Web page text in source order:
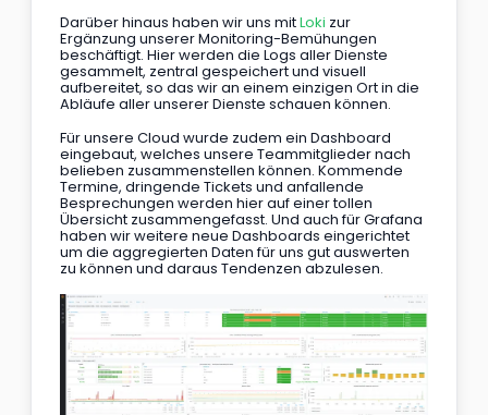
Darüber hinaus haben wir uns mit Loki zur
Ergänzung unserer Monitoring-Bemühungen
beschäftigt. Hier werden die Logs aller Dienste
gesammelt, zentral gespeichert und visuell
aufbereitet, so das wir an einem einzigen Ort in die
Abläufe aller unserer Dienste schauen können.
Für unsere Cloud wurde zudem ein Dashboard
eingebaut, welches unsere Teammitglieder nach
belieben zusammenstellen können. Kommende
Termine, dringende Tickets und anfallende
Besprechungen werden hier auf einer tollen
Übersicht zusammengefasst. Und auch für Grafana
haben wir weitere neue Dashboards eingerichtet
um die aggregierten Daten für uns gut auswerten
zu können und daraus Tendenzen abzulesen.